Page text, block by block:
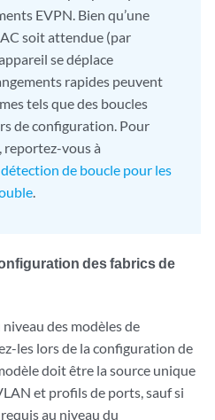
EVPN. Bien qu’une
soit attendue (par
se déplace
rapides peuvent
tels que des boucles
de configuration. Pour
reportez-vous à
de boucle pour les
.
des fabrics de
des modèles de
les lors de la configuration de
doit être la source unique
et profils de ports, sauf si
au niveau du